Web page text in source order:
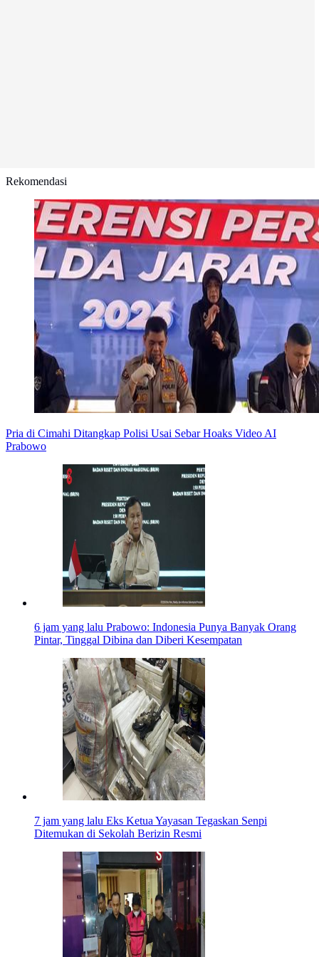
Rekomendasi
Pria di Cimahi Ditangkap Polisi Usai Sebar Hoaks Video AI
Prabowo
6 jam yang lalu Prabowo: Indonesia Punya Banyak Orang
Pintar, Tinggal Dibina dan Diberi Kesempatan
7 jam yang lalu Eks Ketua Yayasan Tegaskan Senpi
Ditemukan di Sekolah Berizin Resmi